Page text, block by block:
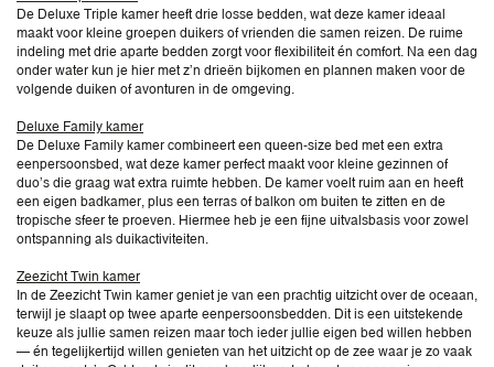
De Deluxe Triple kamer heeft drie losse bedden, wat deze kamer ideaal
maakt voor kleine groepen duikers of vrienden die samen reizen. De ruime
indeling met drie aparte bedden zorgt voor flexibiliteit én comfort. Na een dag
onder water kun je hier met z’n drieën bijkomen en plannen maken voor de
volgende duiken of avonturen in de omgeving.
Deluxe Family kamer
De Deluxe Family kamer combineert een queen-size bed met een extra
eenpersoonsbed, wat deze kamer perfect maakt voor kleine gezinnen of
duo’s die graag wat extra ruimte hebben. De kamer voelt ruim aan en heeft
een eigen badkamer, plus een terras of balkon om buiten te zitten en de
tropische sfeer te proeven. Hiermee heb je een fijne uitvalsbasis voor zowel
ontspanning als duikactiviteiten.
Zeezicht Twin kamer
In de Zeezicht Twin kamer geniet je van een prachtig uitzicht over de oceaan,
terwijl je slaapt op twee aparte eenpersoonsbedden. Dit is een uitstekende
keuze als jullie samen reizen maar toch ieder jullie eigen bed willen hebben
— én tegelijkertijd willen genieten van het uitzicht op de zee waar je zo vaak